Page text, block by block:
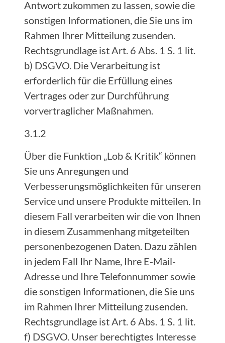
Antwort zukommen zu lassen, sowie die
sonstigen Informationen, die Sie uns im
Rahmen Ihrer Mitteilung zusenden.
Rechtsgrundlage ist Art. 6 Abs. 1 S. 1 lit.
b) DSGVO. Die Verarbeitung ist
erforderlich für die Erfüllung eines
Vertrages oder zur Durchführung
vorvertraglicher Maßnahmen.
3.1.2
Über die Funktion „Lob & Kritik“ können
Sie uns Anregungen und
Verbesserungsmöglichkeiten für unseren
Service und unsere Produkte mitteilen. In
diesem Fall verarbeiten wir die von Ihnen
in diesem Zusammenhang mitgeteilten
personenbezogenen Daten. Dazu zählen
in jedem Fall Ihr Name, Ihre E-Mail-
Adresse und Ihre Telefonnummer sowie
die sonstigen Informationen, die Sie uns
im Rahmen Ihrer Mitteilung zusenden.
Rechtsgrundlage ist Art. 6 Abs. 1 S. 1 lit.
f) DSGVO. Unser berechtigtes Interesse